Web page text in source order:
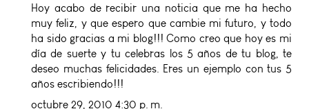
Hoy acabo de recibir una noticia que me ha hecho
muy feliz, y que espero que cambie mi futuro, y todo
ha sido gracias a mi blog!!! Como creo que hoy es mi
día de suerte y tu celebras los 5 años de tu blog, te
deseo muchas felicidades. Eres un ejemplo con tus 5
años escribiendo!!!
octubre 29, 2010 4:30 p. m.